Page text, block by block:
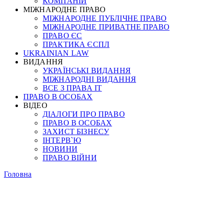
МІЖНАРОДНЕ ПРАВО
МІЖНАРОДНЕ ПУБЛІЧНЕ ПРАВО
МІЖНАРОДНЕ ПРИВАТНЕ ПРАВО
ПРАВО ЄС
ПРАКТИКА ЄСПЛ
UKRAINIAN LAW
ВИДАННЯ
УКРАЇНСЬКІ ВИДАННЯ
МІЖНАРОДНІ ВИДАННЯ
ВСЕ З ПРАВА ІТ
ПРАВО В ОСОБАХ
ВІДЕО
ДІАЛОГИ ПРО ПРАВО
ПРАВО В ОСОБАХ
ЗАХИСТ БІЗНЕСУ
ІНТЕРВ`Ю
НОВИНИ
ПРАВО ВІЙНИ
Головна